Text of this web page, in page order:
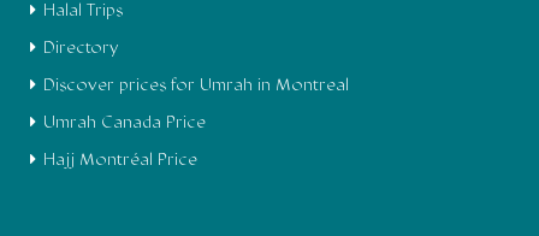
Halal Trips
Directory
Discover prices for Umrah in Montreal
Umrah Canada Price
Hajj Montréal Price